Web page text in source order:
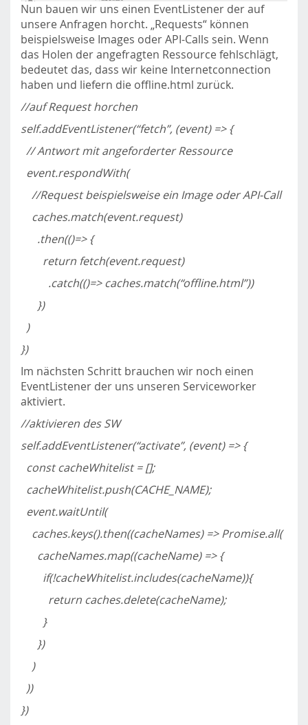
Nun bauen wir uns einen EventListener der auf
unsere Anfragen horcht. „Requests“ können
beispielsweise Images oder API-Calls sein. Wenn
das Holen der angefragten Ressource fehlschlägt,
bedeutet das, dass wir keine Internetconnection
haben und liefern die offline.html zurück.
//auf Request horchen
self.addEventListener(“fetch”, (event) => {
// Antwort mit angeforderter Ressource
event.respondWith(
//Request beispielsweise ein Image oder API-Call
caches.match(event.request)
.then(()=> {
return fetch(event.request)
.catch(()=> caches.match(“offline.html”))
})
)
})
Im nächsten Schritt brauchen wir noch einen
EventListener der uns unseren Serviceworker
aktiviert.
//aktivieren des SW
self.addEventListener(“activate”, (event) => {
const cacheWhitelist = [];
cacheWhitelist.push(CACHE_NAME);
event.waitUntil(
caches.keys().then((cacheNames) => Promise.all(
cacheNames.map((cacheName) => {
if(!cacheWhitelist.includes(cacheName)){
return caches.delete(cacheName);
}
})
)
))
})